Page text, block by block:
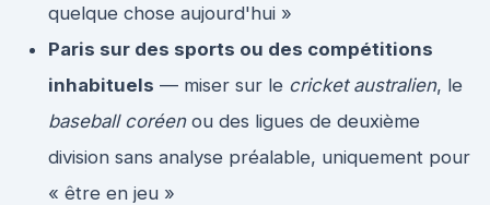
quelque chose aujourd'hui »
Paris sur des sports ou des compétitions
inhabituels — miser sur le cricket australien, le
baseball coréenou des ligues de deuxième
division sans analyse préalable, uniquement pour
« être en jeu »